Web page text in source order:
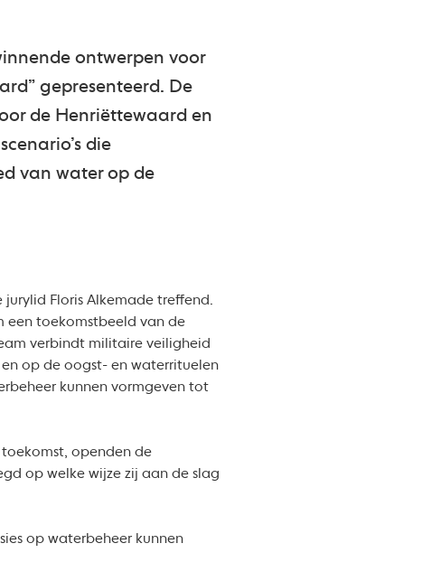
ontwerpen voor
gepresenteerd. De
de Henriëttewaard en
die
van water op de
Floris Alkemade treffend.
een toekomstbeeld van de
verbindt militaire veiligheid
op de oogst- en waterrituelen
kunnen vormgeven tot
openden de
op welke wijze zij aan de slag
op waterbeheer kunnen